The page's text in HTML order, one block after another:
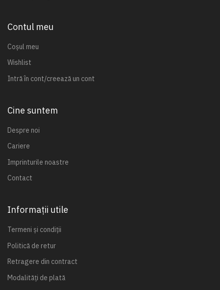
Contul meu
Coșul meu
Wishlist
Intră în cont/creează un cont
Cine suntem
Despre noi
Cariere
Imprinturile noastre
Contact
Informații utile
Termeni și condiții
Politică de retur
Retragere din contract
Modalități de plată